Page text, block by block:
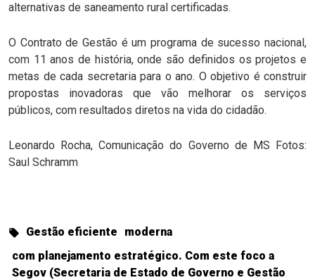
alternativas de saneamento rural certificadas.
O Contrato de Gestão é um programa de sucesso nacional,
com 11 anos de história, onde são definidos os projetos e
metas de cada secretaria para o ano. O objetivo é construir
propostas inovadoras que vão melhorar os serviços
públicos, com resultados diretos na vida do cidadão.
Leonardo Rocha, Comunicação do Governo de MS Fotos:
Saul Schramm
Gestão eficiente
moderna
com planejamento estratégico. Com este foco a
Segov (Secretaria de Estado de Governo e Gestão